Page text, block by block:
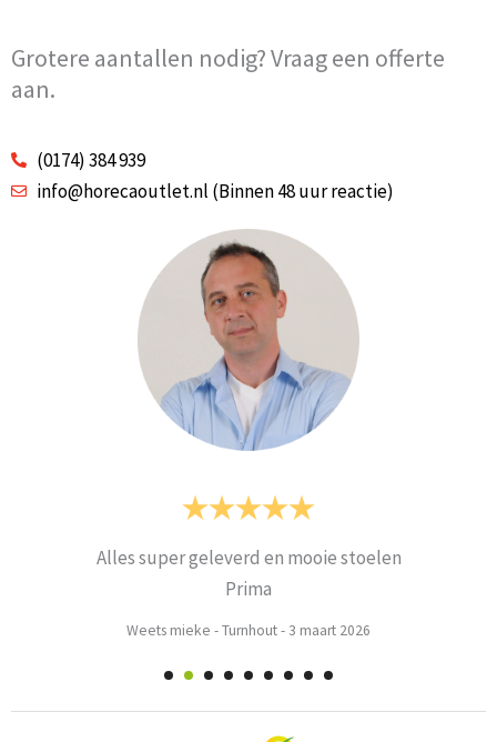
Grotere aantallen nodig? Vraag een offerte
aan.
(0174) 384 939
info@horecaoutlet.nl (Binnen 48 uur reactie)
Alles super geleverd en mooie stoelen
Prima
Weets mieke -Turnhout- 3 maart 2026